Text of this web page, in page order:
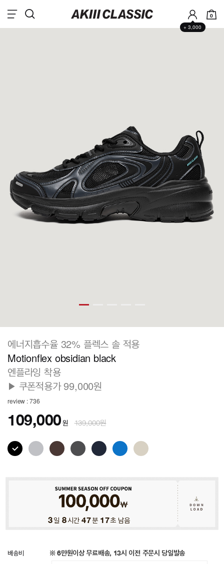
+ 3,000
0
에너지흡수율 32% 플렉스 솔 적용
Motionflex obsidian black
엔플라잉 착용
▶ 쿠폰적용가 99,000원
review : 736
109,000원 139,000원
3일 8시간 47분 14초 남음
배송비 ※ 6만원이상 무료배송, 13시 이전 주문시 당일발송